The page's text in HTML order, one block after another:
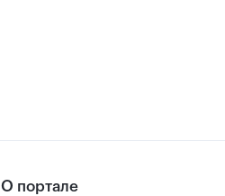
О портале